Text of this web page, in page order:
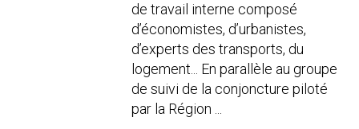
de travail interne composé
d’économistes, d’urbanistes,
d’experts des transports, du
logement... En parallèle au groupe
de suivi de la conjoncture piloté
par la Région ...